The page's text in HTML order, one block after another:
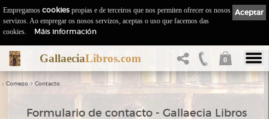
GallaeciaLibros.com 0
:: Comezo > Contacto
Formulario de contacto - Gallaecia Libros
Aceptar
Empregamos cookies propias e de terceiros que nos permiten ofrecer os nosos
servizos. Ao empregar os nosos servizos, aceptas o uso que facemos das
cookies.
Máis información